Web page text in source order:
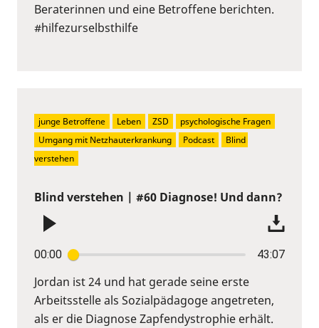
Beraterinnen und eine Betroffene berichten.
#hilfezurselbsthilfe
Blind verstehen | #60 Diagnose! Und dann?
00:00 43:07
Jordan ist 24 und hat gerade seine erste
Arbeitsstelle als Sozialpädagoge angetreten,
als er die Diagnose Zapfendystrophie erhält.
junge Betroffene Leben ZSD
psychologische Fragen
Umgang mit Netzhauterkrankung
Podcast
Blind
verstehen